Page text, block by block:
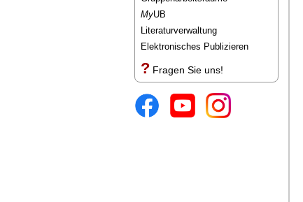
MyUB
Literaturverwaltung
Elektronisches Publizieren
? Fragen Sie uns!